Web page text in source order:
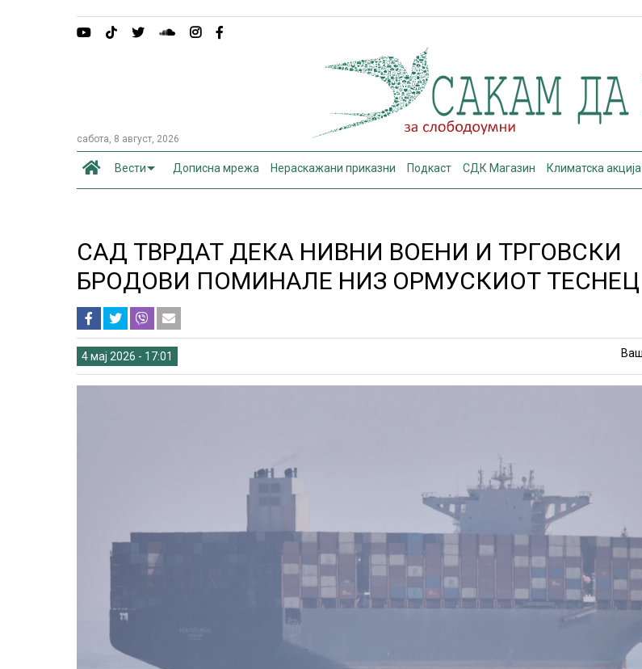
сабота, 8 август, 2026
Вести Дописна мрежа Нераскажани приказни Подкаст СДК Магазин Климатска акција
САД ТВРДАТ ДЕКА НИВНИ ВОЕНИ И ТРГОВСКИ
БРОДОВИ ПОМИНАЛЕ НИЗ ОРМУСКИОТ ТЕСНЕЦ
4 мај 2026 - 17:01